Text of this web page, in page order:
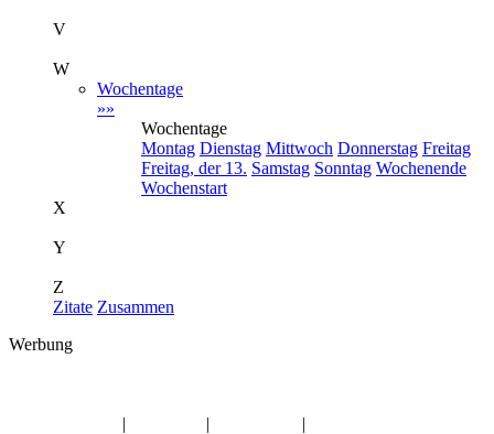
V
W
Wochentage
»»
Wochentage
Montag Dienstag Mittwoch Donnerstag Freitag
Freitag, der 13. Samstag Sonntag Wochenende
Wochenstart
X
Y
Z
Zitate Zusammen
Werbung
| | |